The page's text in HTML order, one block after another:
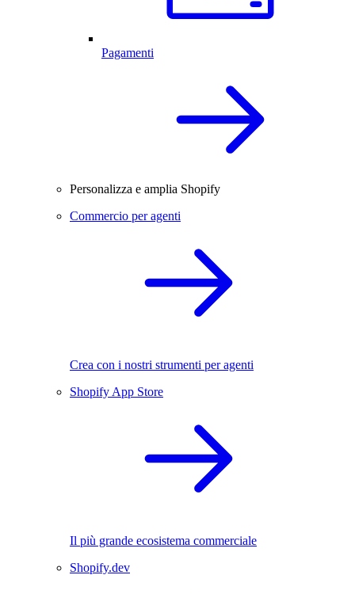
Pagamenti
Personalizza e amplia Shopify
Commercio per agenti
Crea con i nostri strumenti per agenti
Shopify App Store
Il più grande ecosistema commerciale
Shopify.dev